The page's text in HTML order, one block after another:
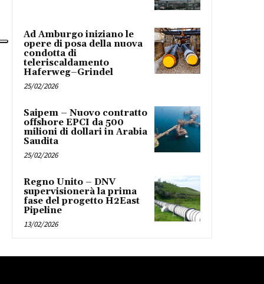
Ad Amburgo iniziano le
opere di posa della nuova
condotta di
teleriscaldamento
Haferweg–Grindel
25/02/2026
Saipem – Nuovo contratto
offshore EPCI da 500
milioni di dollari in Arabia
Saudita
25/02/2026
Regno Unito – DNV
supervisionerà la prima
fase del progetto H2East
Pipeline
13/02/2026